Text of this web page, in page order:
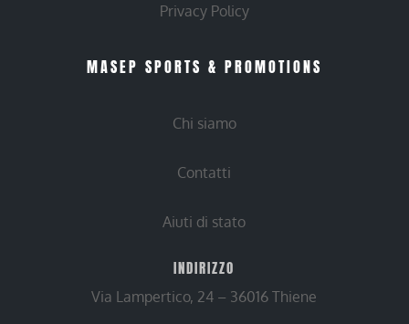
Privacy Policy
MASEP SPORTS & PROMOTIONS
Chi siamo
Contatti
Aiuti di stato
INDIRIZZO
Via Lampertico, 24 – 36016 Thiene